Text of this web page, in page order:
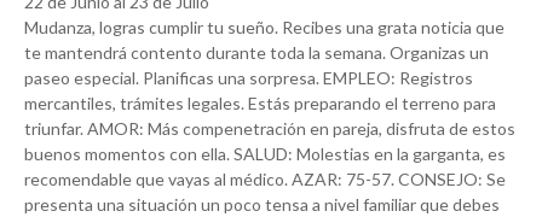
Mudanza, logras cumplir tu sueño. Recibes una grata noticia que
te mantendrá contento durante toda la semana. Organizas un
paseo especial. Planificas una sorpresa. EMPLEO: Registros
mercantiles, trámites legales. Estás preparando el terreno para
triunfar. AMOR: Más compenetración en pareja, disfruta de estos
buenos momentos con ella. SALUD: Molestias en la garganta, es
recomendable que vayas al médico. AZAR: 75-57. CONSEJO: Se
presenta una situación un poco tensa a nivel familiar que debes